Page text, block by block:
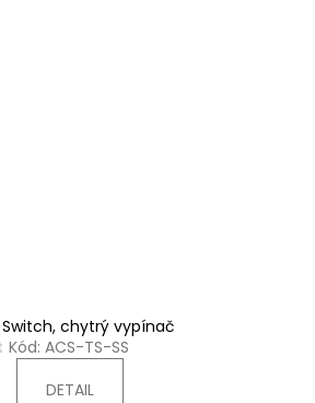
Switch, chytrý vypínač
Kód: ACS-TS-SS
DETAIL